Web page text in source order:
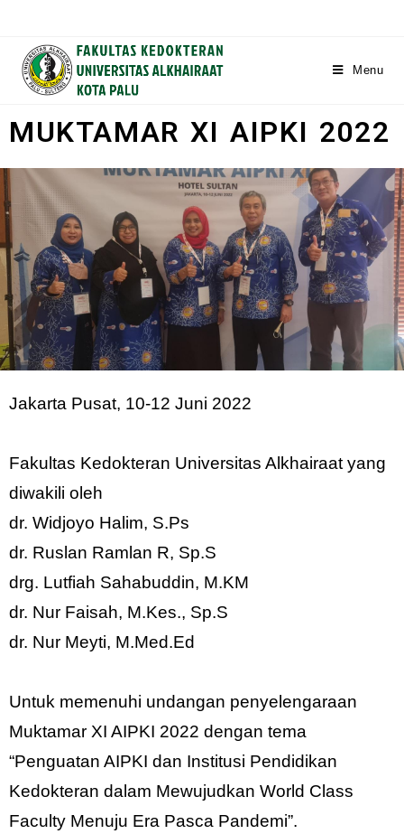
Menu
MUKTAMAR XI AIPKI 2022
Jakarta Pusat, 10-12 Juni 2022
Fakultas Kedokteran Universitas Alkhairaat yang
diwakili oleh
dr. Widjoyo Halim, S.Ps
dr. Ruslan Ramlan R, Sp.S
drg. Lutfiah Sahabuddin, M.KM
dr. Nur Faisah, M.Kes., Sp.S
dr. Nur Meyti, M.Med.Ed
Untuk memenuhi undangan penyelengaraan
Muktamar XI AIPKI 2022 dengan tema
“Penguatan AIPKI dan Institusi Pendidikan
Kedokteran dalam Mewujudkan World Class
Faculty Menuju Era Pasca Pandemi”.